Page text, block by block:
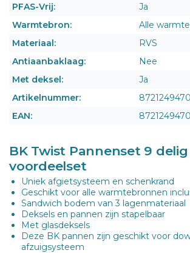
PFAS-Vrij:
Ja
Warmtebron:
Alle
Materiaal:
RVS
Antiaanbaklaag:
Nee
Met deksel:
Ja
Artikelnummer:
EAN:
BK Twist Pannenset 9 delig
voordeelset
Uniek afgietsysteem en schenkrand
Geschikt voor alle warmtebronnen
Sandwich bodem van 3 lagenmateriaal
Deksels en pannen zijn stapelbaar
Met glasdeksels
Deze BK pannen zijn geschikt voor
afzuigsysteem